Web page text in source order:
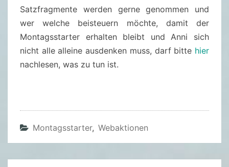
4
Satzfragmente werden gerne genommen und
wer welche beisteuern möchte, damit der
Montagsstarter erhalten bleibt und Anni sich
nicht alle alleine ausdenken muss, darf bitte hier
nachlesen, was zu tun ist.
Montagsstarter, Webaktionen